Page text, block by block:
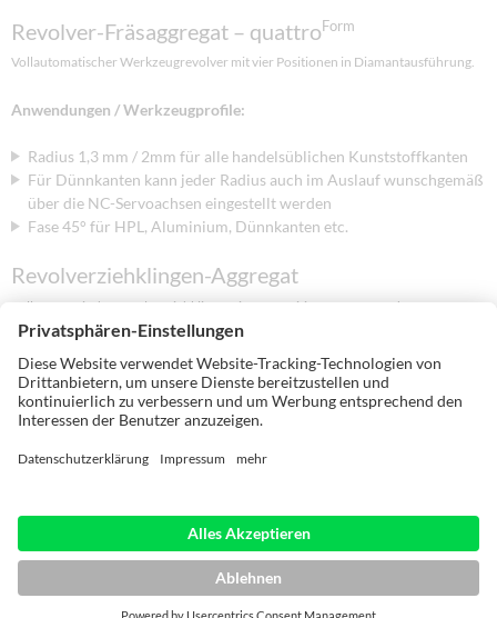
Revolver-Fräsaggregat – quattroForm
Vollautomatischer Werkzeugrevolver mit vier Positionen in Diamantausführung.
Anwendungen / Werkzeugprofile:
Radius 1,3 mm / 2mm für alle handelsüblichen Kunststoffkanten
Für Dünnkanten kann jeder Radius auch im Auslauf wunschgemäß
über die NC-Servoachsen eingestellt werden
Fase 45° für HPL, Aluminium, Dünnkanten etc.
Revolverziehklingen-Aggregat
Vollautomatische Revolverziehklinge mit fünf Positionen zur Aufnahme von HW-
Standardziehklingenmessern.
Anwendungen / Werkzeugprofile:
Radius 1 mm / 1,3 mm / 2mm (2-fach) für alle handelsüblichen
Kunststoffkanten
Fase 45° für HPL, Aluminium, Dünnkanten etc.
Weitere Werkzeugkonfigurationen auf Anfrage!